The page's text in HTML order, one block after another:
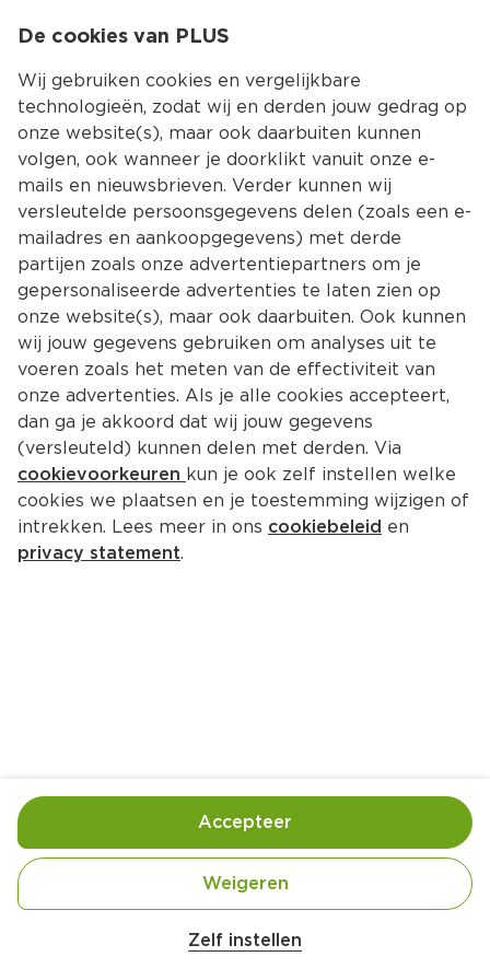
Kies jouw
Ingrediënten Bereiding
De cookies van PLUS
Wij gebruiken cookies en vergelijkbare
technologieën, zodat wij en derden jouw gedrag op
onze website(s), maar ook daarbuiten kunnen
volgen, ook wanneer je doorklikt vanuit onze e-
mails en nieuwsbrieven. Verder kunnen wij
versleutelde persoonsgegevens delen (zoals een e-
mailadres en aankoopgegevens) met derde
partijen zoals onze advertentiepartners om je
gepersonaliseerde advertenties te laten zien op
onze website(s), maar ook daarbuiten. Ook kunnen
wij jouw gegevens gebruiken om analyses uit te
voeren zoals het meten van de effectiviteit van
onze advertenties. Als je alle cookies accepteert,
dan ga je akkoord dat wij jouw gegevens
(versleuteld) kunnen delen met derden. Via
cookievoorkeuren kun je ook zelf instellen welke
cookies we plaatsen en je toestemming wijzigen of
intrekken. Lees meer in ons cookiebeleid en
privacy statement.
Zelf instellen
Weigeren
Accepteer